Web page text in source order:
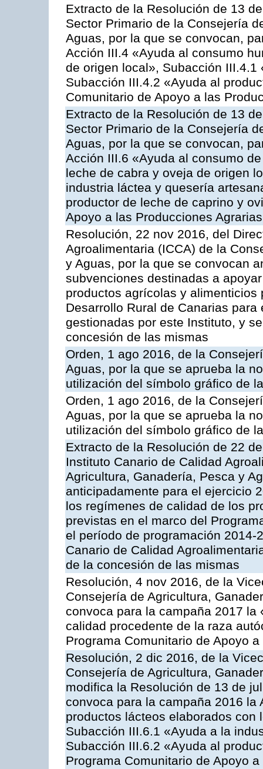
Extracto de la Resolución de 13
Sector Primario de la Consejería
Aguas, por la que se convocan,
Acción III.4 «Ayuda al consumo
de origen local», Subacción
Subacción III.4.2 «Ayuda al
Comunitario de Apoyo a las
Extracto de la Resolución de 13
Sector Primario de la Consejería
Aguas, por la que se convocan,
Acción III.6 «Ayuda al consumo
leche de cabra y oveja de origen
industria láctea y quesería
productor de leche de caprino y
Apoyo a las Producciones
Resolución, 22 nov 2016, del
Agroalimentaria (ICCA) de la
y Aguas, por la que se convocan
subvenciones destinadas a
productos agrícolas y
Desarrollo Rural de Canarias
gestionadas por este Instituto, y
concesión de las mismas
Orden, 1 ago 2016, de la
Aguas, por la que se aprueba la
utilización del símbolo gráfico de
Orden, 1 ago 2016, de la
Aguas, por la que se aprueba la
utilización del símbolo gráfico de
Extracto de la Resolución de 22
Instituto Canario de Calidad
Agricultura, Ganadería, Pesca y
anticipadamente para el ejercicio
los regímenes de calidad de los
previstas en el marco del
el período de programación
Canario de Calidad
de la concesión de las mismas
Resolución, 4 nov 2016, de la
Consejería de Agricultura,
convoca para la campaña 2017
calidad procedente de la raza
Programa Comunitario de Apoyo
Resolución, 2 dic 2016, de la
Consejería de Agricultura,
modifica la Resolución de 13 de
convoca para la campaña 2016
productos lácteos elaborados
Subacción III.6.1 «Ayuda a la
Subacción III.6.2 «Ayuda al
Programa Comunitario de Apoyo